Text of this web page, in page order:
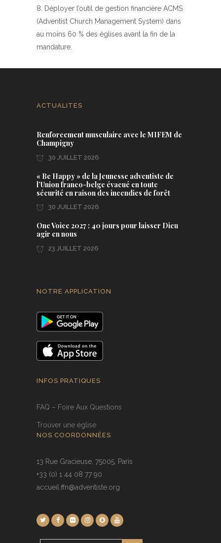
Déployer l’outil de gestion financière ACMS
(Adventist Church Management System) dans
au moins 60 % des églises avant la fin de la
mandature.
ACTUALITES
Renforcement musculaire avec le MIFEM de
Champigny
30 JUILLET 2026
« Be Happy » de la Jeunesse adventiste de
l’Union franco-belge évacué en toute
sécurité en raison des incendies de forêt
30 JUILLET 2026
One Voice 2027 : 40 jours pour laisser Dieu
agir en nous
23 JUILLET 2026
NOTRE APPLICATION
INFOS PRATIQUES
FAQ – Foire Aux Questions
Trouver une église
NOS COORDONNÉES
13 Rue Gracieuse, 75005, Paris
+33 (0) 1 44 08 77 90
accueil.ffn@adventiste.org